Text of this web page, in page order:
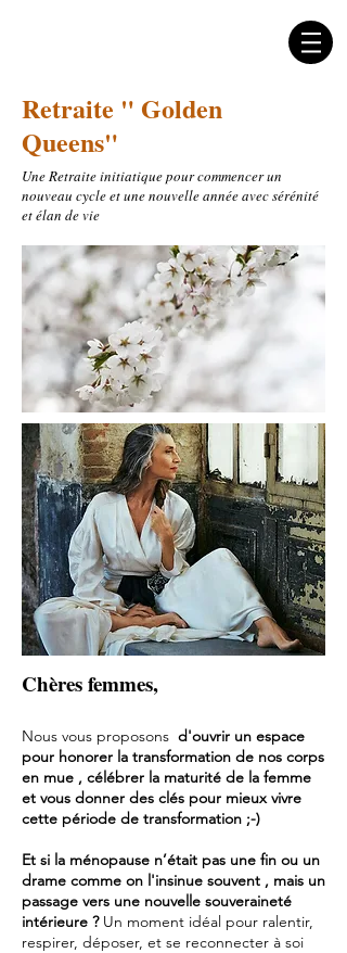
Retraite " Golden
Queens"
Une Retraite initiatique pour commencer un
nouveau cycle et une nouvelle année avec sérénité
et élan de vie
​Chères femmes,
Nous vous proposons d'ouvrir un espace
pour honorer la transformation de nos corps
en mue , célébrer la maturité de la femme
et vous donner des clés pour mieux vivre
cette période de transformation ;-)
Et si la ménopause n’était pas une fin ou un
drame comme on l'insinue souvent , mais un
passage vers une nouvelle souveraineté
intérieure ?Un moment idéal pour ralentir,
respirer, déposer, et se reconnecter à soi